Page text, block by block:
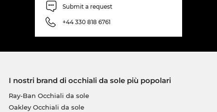
Submit a request
+44 330 818 6761
I nostri brand di occhiali da sole più popolari
Ray-Ban Occhiali da sole
Oakley Occhiali da sole